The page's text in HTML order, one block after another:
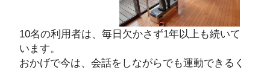
10名の利用者は、毎日欠かさず1年以上も続いて
います。
おかげで今は、会話をしながらでも運動できるく